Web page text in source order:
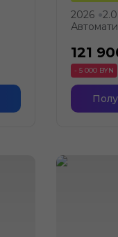
2026 ●2.0
121
- 5 000 BYN